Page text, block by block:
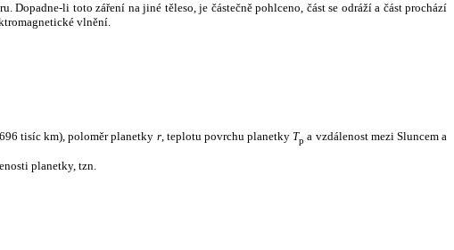
li toto záření na jiné těleso, je částečně pohlceno, část se odráží a část prochází
vlnění.
tisíc km), poloměr planetky r, teplotu povrchu planetky Tp a vzdálenost mezi Sluncem a
planetky, tzn.